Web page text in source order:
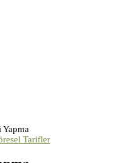
Yapma
Tarifler